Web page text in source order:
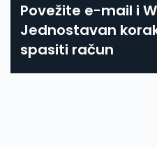
Povežite e-mail i
Jednostavan
spasiti račun